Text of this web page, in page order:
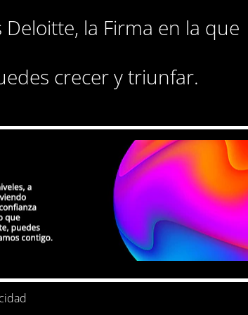
Deloitte, la Firma en la que
crecer y triunfar.